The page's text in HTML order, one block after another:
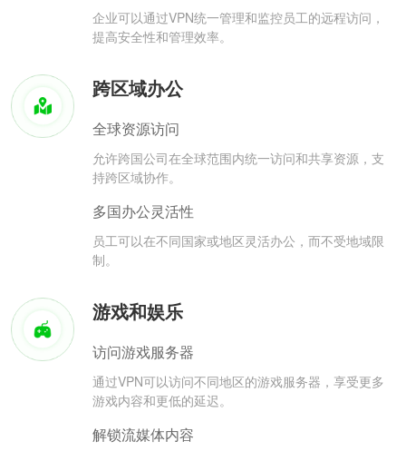
企业可以通过VPN统一管理和监控员工的远程访问，
提高安全性和管理效率。
跨区域办公
全球资源访问
允许跨国公司在全球范围内统一访问和共享资源，支
持跨区域协作。
多国办公灵活性
员工可以在不同国家或地区灵活办公，而不受地域限
制。
游戏和娱乐
访问游戏服务器
通过VPN可以访问不同地区的游戏服务器，享受更多
游戏内容和更低的延迟。
解锁流媒体内容